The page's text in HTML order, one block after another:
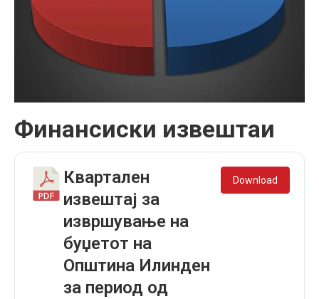
Финансиски извештаи
Квартален
извештај за
извршување на
буџетот на
Општина Илинден
за период од
Download